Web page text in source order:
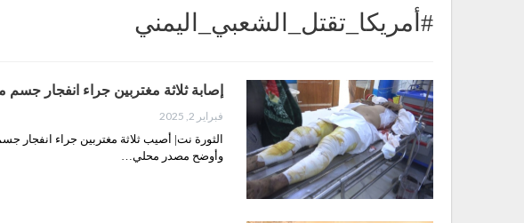
#أمريكا_تقتل_الشعبي_اليمني
إصابة ثلاثة مغتربين جراء انفجار
فبراير 2, 2025
الثورة نت| أصيب ثلاثة مغتربين جراء
وأوضح مصدر محلي…